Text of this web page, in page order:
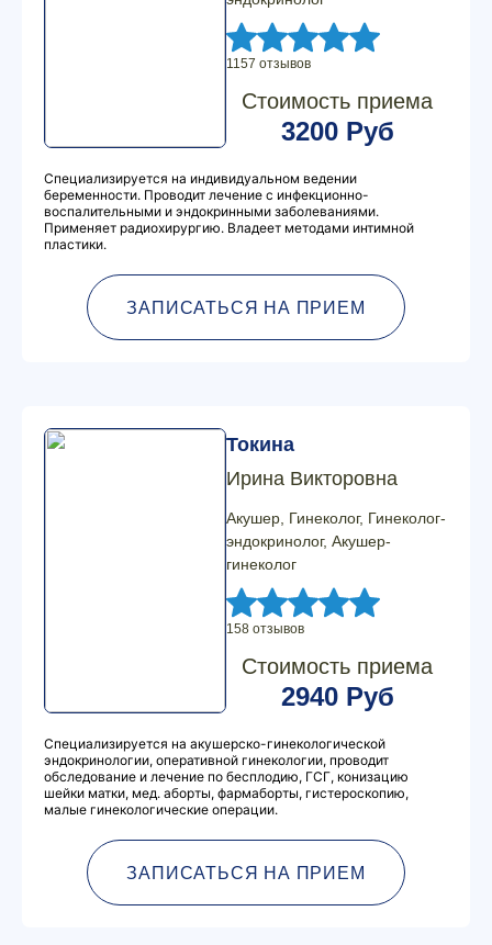
1157 отзывов
Стоимость приема
3200 Руб
Специализируется на индивидуальном ведении
беременности. Проводит лечение с инфекционно-
воспалительными и эндокринными заболеваниями.
Применяет радиохирургию. Владеет методами интимной
пластики.
ЗАПИСАТЬСЯ НА ПРИЕМ
Токина
Ирина Викторовна
Акушер, Гинеколог, Гинеколог-
эндокринолог, Акушер-
гинеколог
158 отзывов
Стоимость приема
2940 Руб
Специализируется на акушерско-гинекологической
эндокринологии, оперативной гинекологии, проводит
обследование и лечение по бесплодию, ГСГ, конизацию
шейки матки, мед. аборты, фармаборты, гистероскопию,
малые гинекологические операции.
ЗАПИСАТЬСЯ НА ПРИЕМ